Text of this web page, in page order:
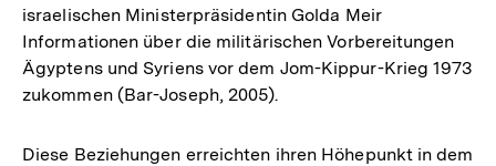
israelischen Ministerpräsidentin Golda Meir
Informationen über die militärischen Vorbereitungen
Ägyptens und Syriens vor dem Jom-Kippur-Krieg 1973
zukommen (Bar-Joseph, 2005).
Diese Beziehungen erreichten ihren Höhepunkt in dem